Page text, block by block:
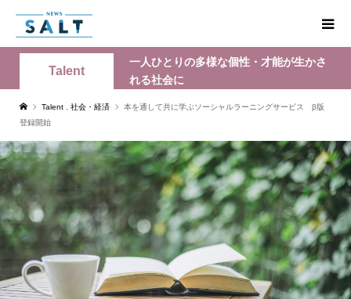
Talent
一人ひとりの多様な個性・才能が生かさ
れる社会に
Talent 社会・経済
本を通して共に学ぶソーシャルラーニングサービス β版
登録開始